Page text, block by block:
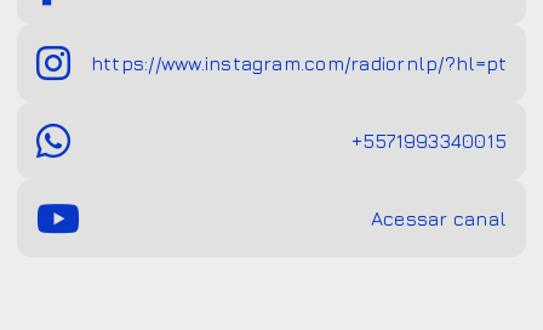
https://www.instagram.com/radiornlp/?hl=pt
+5571993340015
Acessar canal